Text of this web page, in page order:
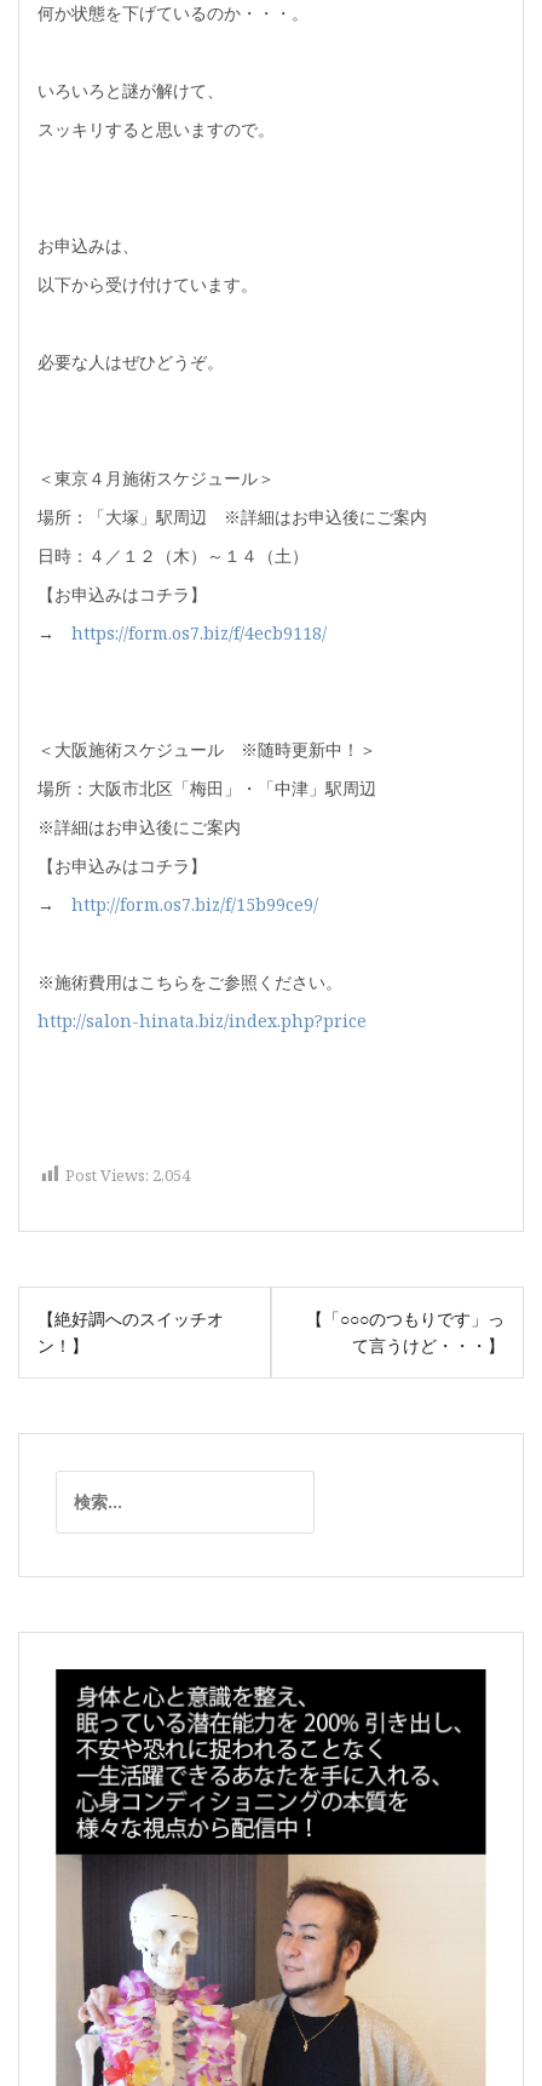
何か状態を下げているのか・・・。
いろいろと謎が解けて、
スッキリすると思いますので。
お申込みは、
以下から受け付けています。
必要な人はぜひどうぞ。
＜東京４月施術スケジュール＞
場所：「大塚」駅周辺 ※詳細はお申込後にご案内
日時：４／１２（木）～１４（土）
【お申込みはコチラ】
→ https://form.os7.biz/f/4ecb9118/
＜大阪施術スケジュール ※随時更新中！＞
場所：大阪市北区「梅田」・「中津」駅周辺
※詳細はお申込後にご案内
【お申込みはコチラ】
→ http://form.os7.biz/f/15b99ce9/
※施術費用はこちらをご参照ください。
http://salon-hinata.biz/index.php?price
Post Views: 2,054
投
稿
ナ
ゲ
ン
【絶好調へのスイッチオ
ン！】
【「○○○のつもりです」っ
て言うけど・・・】
索: